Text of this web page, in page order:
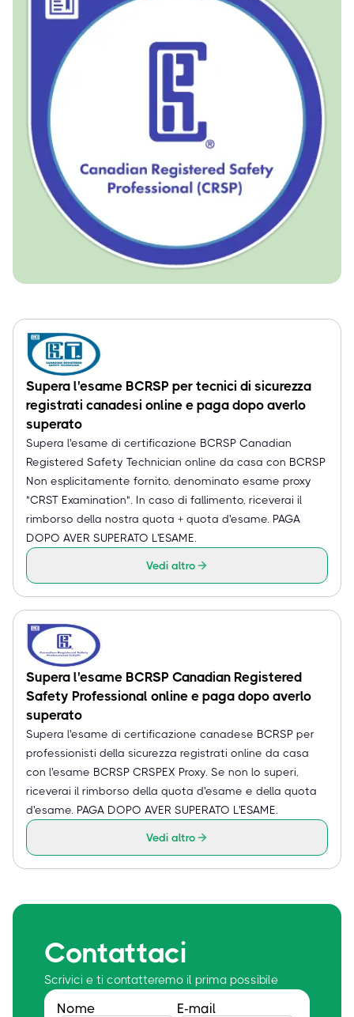
Supera l'esame BCRSP per tecnici di sicurezza
registrati canadesi online e paga dopo averlo
superato
Supera l'esame di certificazione BCRSP Canadian
Registered Safety Technician online da casa con BCRSP
Non esplicitamente fornito, denominato esame proxy
"CRST Examination". In caso di fallimento, riceverai il
rimborso della nostra quota + quota d'esame. PAGA
DOPO AVER SUPERATO L'ESAME.
Vedi altro
Supera l'esame BCRSP Canadian Registered
Safety Professional online e paga dopo averlo
superato
Supera l'esame di certificazione canadese BCRSP per
professionisti della sicurezza registrati online da casa
con l'esame BCRSP CRSPEX Proxy. Se non lo superi,
riceverai il rimborso della quota d'esame e della quota
d'esame. PAGA DOPO AVER SUPERATO L'ESAME.
Vedi altro
Contattaci
Scrivici e ti contatteremo il prima possibile
Nome E-mail